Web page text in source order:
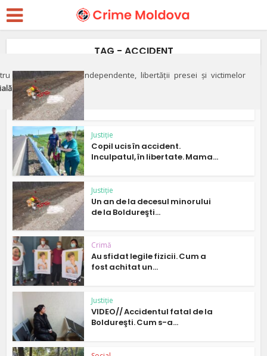
apărarea justiției independente, libertății presei și victimelor
TAG - ACCIDENT
Crimă
Justiție
Copil ucis în accident.
Inculpatul, în libertate. Mama...
Justiție
Un an de la decesul minorului
de la Boldureşti...
Crimă
Au sfidat legile fizicii. Cum a
fost achitat un...
Justiție
VIDEO// Accidentul fatal de la
Boldureşti. Cum s-a...